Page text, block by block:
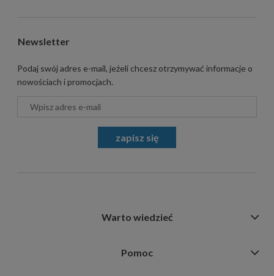
Newsletter
Podaj swój adres e-mail, jeżeli chcesz otrzymywać informacje o
nowościach i promocjach.
zapisz się
Warto wiedzieć
Pomoc